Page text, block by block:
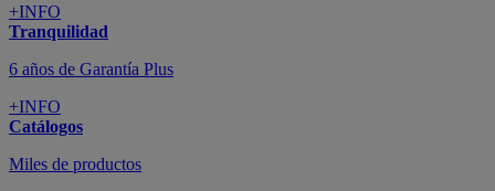
+INFO
Tranquilidad
6 años de Garantía Plus
+INFO
Catálogos
Miles de productos